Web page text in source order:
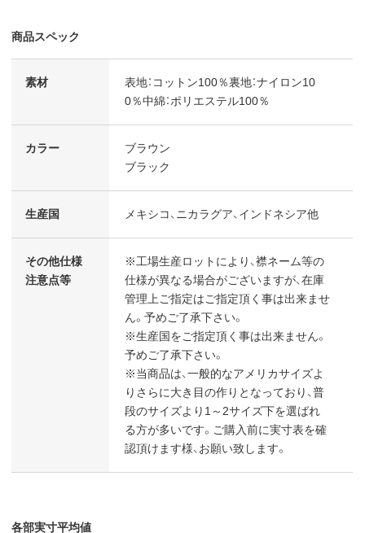
商品スペック
素材
表地：コットン100％裏地：ナイロン10
0％中綿：ポリエステル100％
カラー
ブラウン
ブラック
生産国 メキシコ、ニカラグア、インドネシア他
その他仕様
注意点等
※工場生産ロットにより、襟ネーム等の
仕様が異なる場合がございますが、在庫
管理上ご指定はご指定頂く事は出来ませ
ん。予めご了承下さい。
※生産国をご指定頂く事は出来ません。
予めご了承下さい。
※当商品は、一般的なアメリカサイズよ
りさらに大き目の作りとなっており、普
段のサイズより1～2サイズ下を選ばれ
る方が多いです。ご購入前に実寸表を確
認頂けます様、お願い致します。
各部実寸平均値